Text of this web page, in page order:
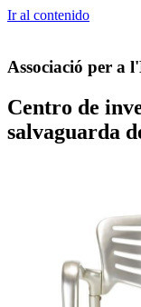
Ir al contenido
Associació per a
Centro de
salvaguarda